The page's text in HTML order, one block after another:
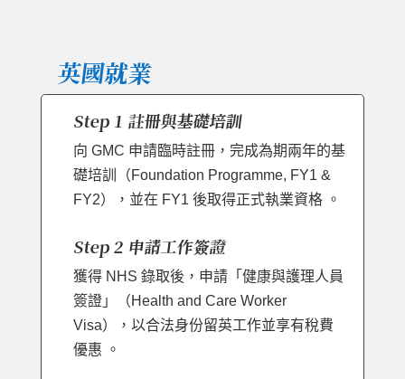
英國就業
Step 1 註冊與基礎培訓
向 GMC 申請臨時註冊，完成為期兩年的基
礎培訓（Foundation Programme, FY1 &
FY2），並在 FY1 後取得正式執業資格 。
Step 2 申請工作簽證
獲得 NHS 錄取後，申請「健康與護理人員
簽證」（Health and Care Worker
Visa），以合法身份留英工作並享有稅費
優惠 。